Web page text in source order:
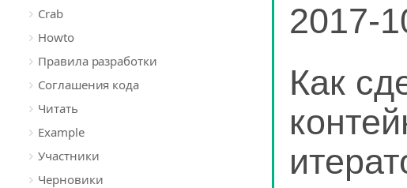
Crab
Howto
Правила разработки
Соглашения кода
Читать
Example
Участники
Черновики
2017-
Как